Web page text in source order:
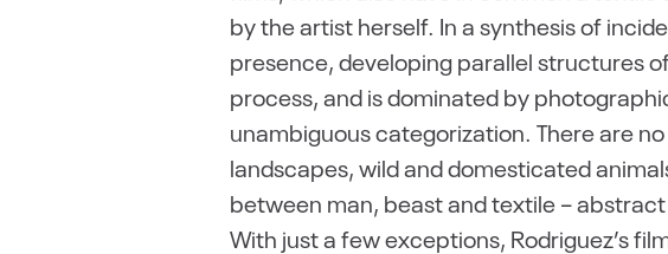
by the artist herself. In a synthesis of
presence, developing parallel structures
process, and is dominated by
unambiguous categorization. There are
landscapes, wild and domesticated
between man, beast and textile –
With just a few exceptions, Rodriguez’s